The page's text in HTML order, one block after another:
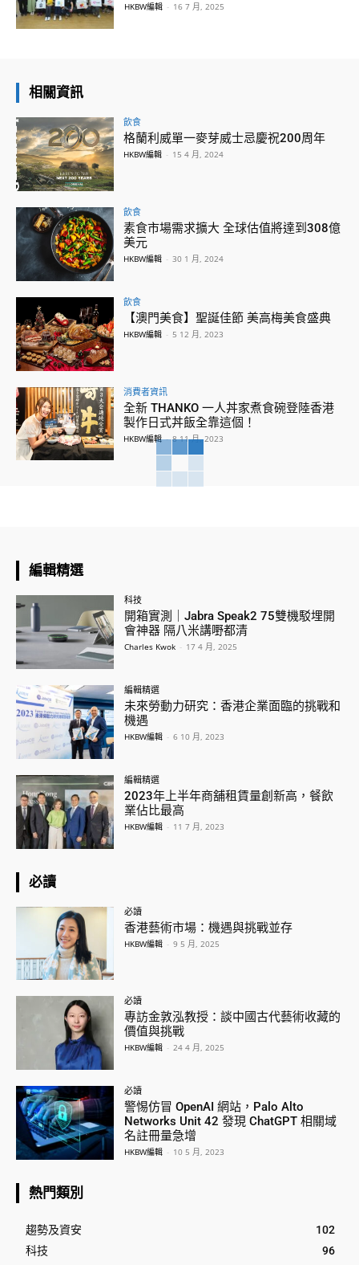
HKBW編輯 - 16 7 月, 2025
相關資訊
飲食
格蘭利威單一麥芽威士忌慶祝200周年
HKBW編輯 - 15 4 月, 2024
飲食
素食市場需求擴大 全球估值將達到308億
美元
HKBW編輯 - 30 1 月, 2024
飲食
【澳門美食】聖誕佳節 美高梅美食盛典
HKBW編輯 - 5 12 月, 2023
消費者資訊
全新 THANKO 一人丼家煮食碗登陸香港
製作日式丼飯全靠這個！
HKBW編輯 - 8 11 月, 2023
編輯精選
科技
開箱實測｜Jabra Speak2 75雙機駁埋開
會神器 隔八米講嘢都清
Charles Kwok - 17 4 月, 2025
編輯精選
未來勞動力研究：香港企業面臨的挑戰和
機遇
HKBW編輯 - 6 10 月, 2023
編輯精選
2023年上半年商舖租賃量創新高，餐飲
業佔比最高
HKBW編輯 - 11 7 月, 2023
必讀
必讀
香港藝術市場：機遇與挑戰並存
HKBW編輯 - 9 5 月, 2025
必讀
專訪金敦泓教授：談中國古代藝術收藏的
價值與挑戰
HKBW編輯 - 24 4 月, 2025
必讀
警惕仿冒 OpenAI 網站，Palo Alto
Networks Unit 42 發現 ChatGPT 相關域
名註冊量急增
HKBW編輯 - 10 5 月, 2023
熱門類別
趨勢及資安
102
科技
96